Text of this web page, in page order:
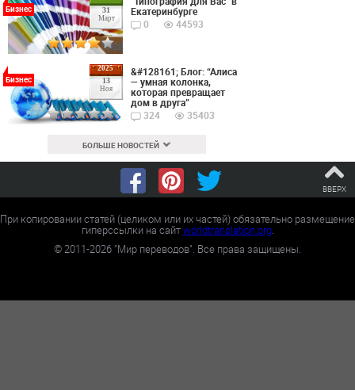
31
Март
Бизнес
Екатеринбурге
0
44593
2025
13
Ноя
Бизнес
&#128161; Блог: “Алиса
— умная колонка,
которая превращает
дом в друга”
324
35403
БОЛЬШЕ НОВОСТЕЙ
ВВЕРХ
При копировании статей (целиком или их частей) обязательно размещение
гиперссылки на сайтworldtranslation.org.
©2011-2026 "Мир переводов". Все права защищены.